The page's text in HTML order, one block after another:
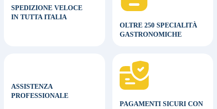
SPEDIZIONE VELOCE
IN TUTTA ITALIA
OLTRE 250 SPECIALITÀ
GASTRONOMICHE
ASSISTENZA
PROFESSIONALE
PAGAMENTI SICURI CON